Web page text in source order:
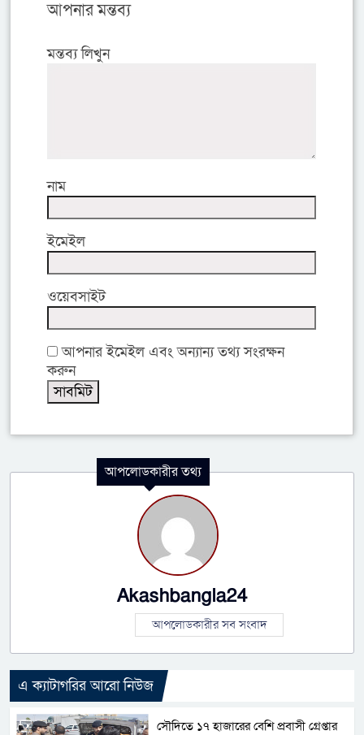
আপনার মন্তব্য
মন্তব্য লিখুন
নাম
ইমেইল
ওয়েবসাইট
আপনার ইমেইল এবং অন্যান্য তথ্য সংরক্ষন
করুন
আপলোডকারীর তথ্য
Akashbangla24
আপলোডকারীর সব সংবাদ
এ ক্যাটাগরির আরো নিউজ
সৌদিতে ১৭ হাজারের বেশি প্রবাসী গ্রেপ্তার